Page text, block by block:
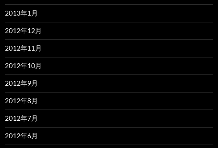
2013年1月
2012年12月
2012年11月
2012年10月
2012年9月
2012年8月
2012年7月
2012年6月